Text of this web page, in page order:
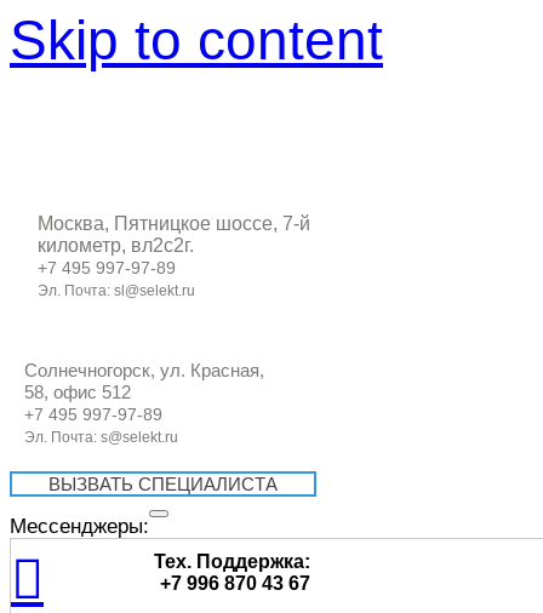
Skip to content
Москва, Пятницкое шоссе, 7-й
километр, вл2с2г.
+7 495 997-97-89
Эл. Почта: sl@selekt.ru
Солнечногорск, ул. Красная,
58, офис 512
+7 495 997-97-89
Эл. Почта: s@selekt.ru
ВЫЗВАТЬ СПЕЦИАЛИСТА
Мессенджеры:
Тех. Поддержка:
+7 996 870 43 67